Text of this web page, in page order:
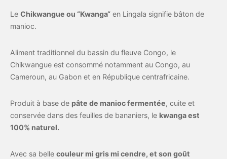
Le Chikwangue ou “Kwanga“ en Lingala signifie bâton de
manioc.
Aliment traditionnel du bassin du fleuve Congo, le
Chikwangue est consommé notamment au Congo, au
Cameroun, au Gabon et en République centrafricaine.
Produit à base de pâte de manioc fermentée, cuite et
conservée dans des feuilles de bananiers, le kwanga est
100% naturel.
Avec sa belle couleur mi gris mi cendre, et son goût